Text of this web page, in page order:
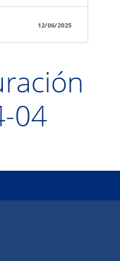
12/06/2025
04